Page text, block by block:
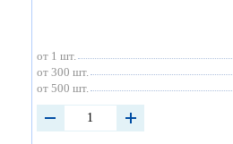
от 1 шт.
от 300 шт.
от 500 шт.